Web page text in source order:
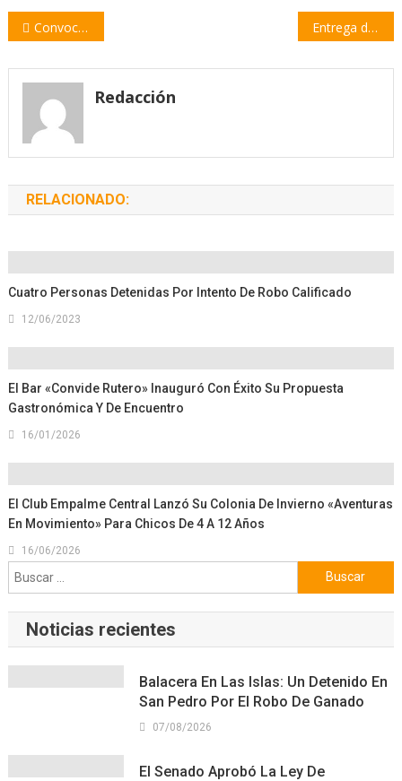
Navegación
entradas
Convocan a una nueva jornada de limpieza de la costa en Villa Constitución Entrega de remeras por la Concientización sobre el Cáncer de Mama
Redacción
RELACIONADO:
Cuatro Personas Detenidas Por Intento De Robo Calificado
12/06/2023
El Bar «Convide Rutero» Inauguró Con Éxito Su Propuesta
Gastronómica Y De Encuentro
16/01/2026
El Club Empalme Central Lanzó Su Colonia De Invierno «Aventuras
En Movimiento» Para Chicos De 4 A 12 Años
16/06/2026
Buscar:
Noticias recientes
Balacera En Las Islas: Un Detenido En
San Pedro Por El Robo De Ganado
07/08/2026
El Senado Aprobó La Ley De